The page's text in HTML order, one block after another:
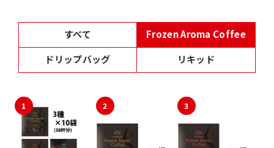
すべて
Frozen Aroma Coffee
ドリップバッグ
リキッド
1 2 3